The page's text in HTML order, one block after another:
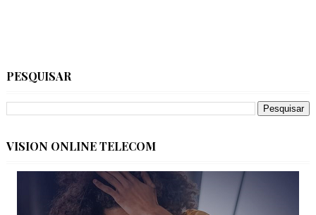
PESQUISAR
VISION ONLINE TELECOM